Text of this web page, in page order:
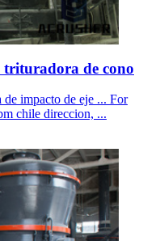
de cono
impacto de eje ... For
chile direccion, ...